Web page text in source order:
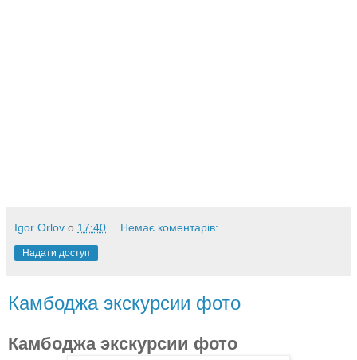
Igor Orlov о 17:40 Немає коментарів:
Надати доступ
Камбоджа экскурсии фото
Камбоджа экскурсии фото